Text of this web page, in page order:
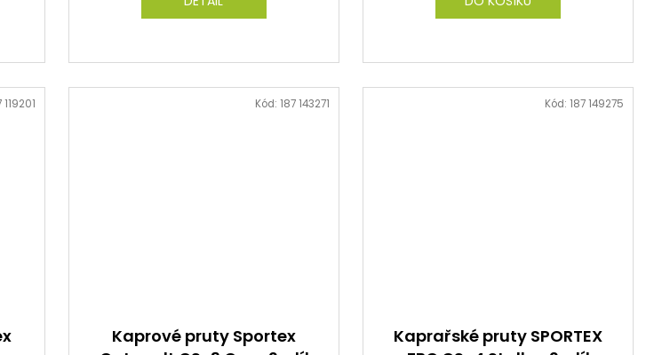
119201
Kaprové pruty Sportex
Kód: 187 143271
Kaprařské pruty SPORTEX
Kód: 187 149275